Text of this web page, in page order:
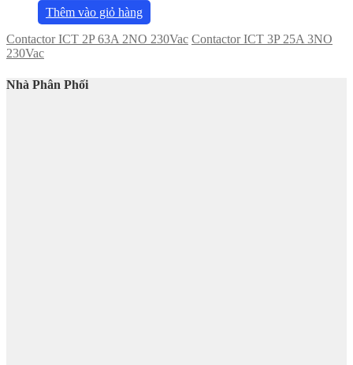
Thêm vào giỏ hàng
Contactor ICT 2P 63A 2NO 230Vac Contactor ICT 3P 25A 3NO
230Vac
Nhà Phân Phối